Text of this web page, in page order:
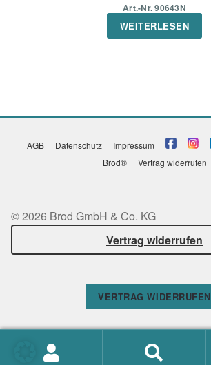
Art.-Nr. 90643N
WEITERLESEN
AGB Datenschutz Impressum
Brod®
Vertrag widerrufen
© 2026 Brod GmbH & Co. KG
Vertrag widerrufen
VERTRAG WIDERRUFEN
SUCHEN